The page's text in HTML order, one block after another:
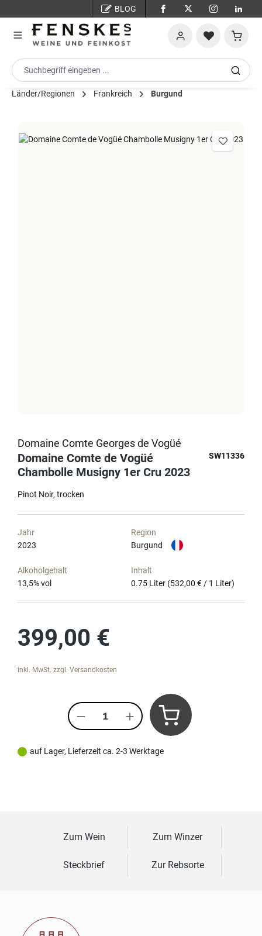
BLOG
Länder/Regionen Frankreich Burgund
Domaine Comte Georges de Vogüé
Domaine Comte de Vogüé
Chambolle Musigny 1er Cru 2023
SW11336
Pinot Noir trocken
Jahr
2023
Region
Burgund
Alkoholgehalt
13,5% vol
Inhalt
0.75 Liter (532,00 € / 1 Liter)
399,00 €
inkl. MwSt. zzgl. Versandkosten
Produkt Anzahl: Gib den
auf Lager, Lieferzeit ca. 2-3 Werktage
Zum Wein Zum Winzer
Steckbrief Zur Rebsorte